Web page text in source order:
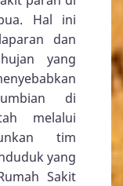
Hal ini
dan
yang
di
melalui
tim
yang
Sakit